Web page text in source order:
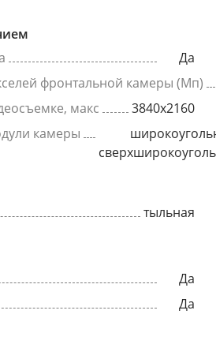
Да
фронтальной камеры (Мп)
макс
3840x2160
камеры
тыльная
Да
Да